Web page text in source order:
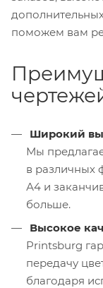
поможем вам
Широкий
Мы
в различных
А4 и
больше.
Высокое
Printsburg
передачу
благодаря